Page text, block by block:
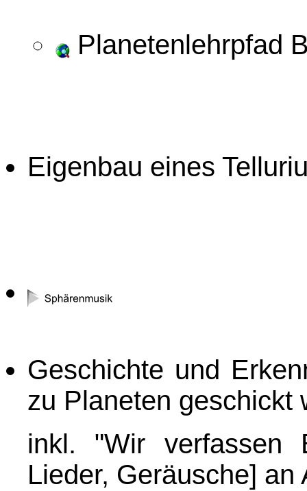
Planetenlehrpfad
Eigenbau eines
Geschichte und
zu Planeten geschickt
inkl. "Wir verfassen
Lieder, Geräusche] an